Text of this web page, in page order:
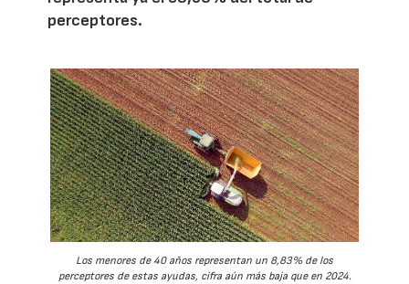
perceptores.
Los menores de 40 años representan un 8,83% de los
perceptores de estas ayudas, cifra aún más baja que en 2024.